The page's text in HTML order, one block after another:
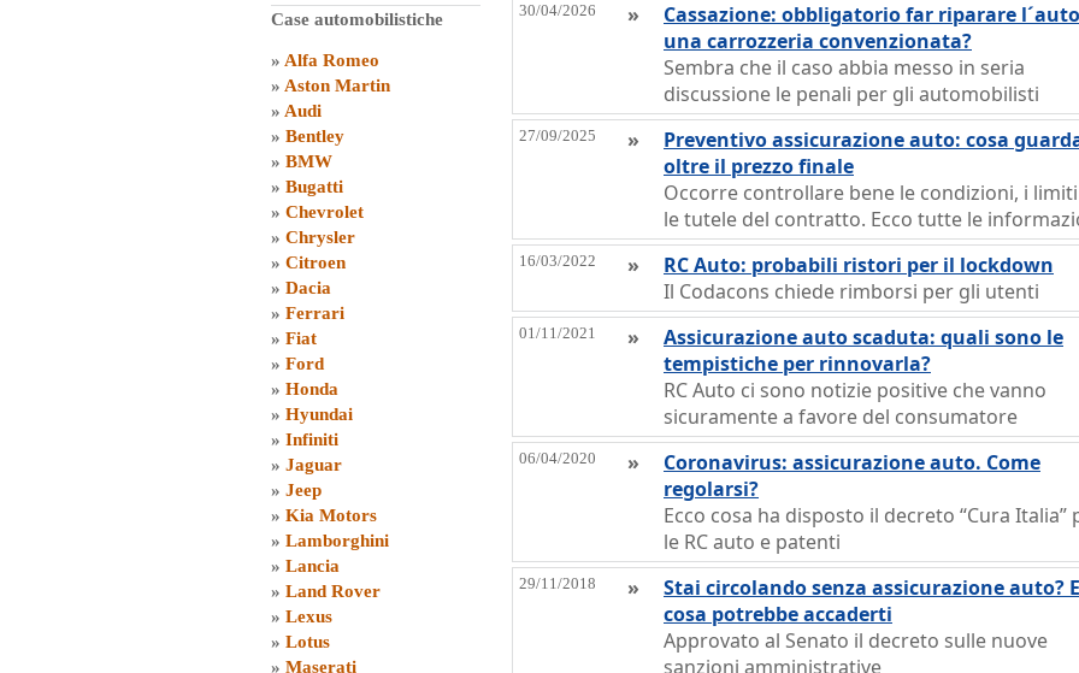
Case automobilistiche
» Alfa Romeo
» Aston Martin
» Audi
» Bentley
» BMW
» Bugatti
» Chevrolet
» Chrysler
» Citroen
» Dacia
» Ferrari
» Fiat
» Ford
» Honda
» Hyundai
» Infiniti
» Jaguar
» Jeep
» Kia Motors
» Lamborghini
» Lancia
» Land Rover
» Lexus
» Lotus
» Maserati
30/04/2026 »
Cassazione: obbligatorio far riparare
una carrozzeria convenzionata?
Sembra che il caso abbia messo in seria
discussione le penali per gli automobilisti
27/09/2025 »
Preventivo assicurazione auto: cosa
oltre il prezzo finale
Occorre controllare bene le condizioni, i
le tutele del contratto. Ecco tutte le
16/03/2022 »
RC Auto: probabili ristori per il lockdown
Il Codacons chiede rimborsi per gli utenti
01/11/2021 »
Assicurazione auto scaduta: quali sono le
tempistiche per rinnovarla?
RC Auto ci sono notizie positive che vanno
sicuramente a favore del consumatore
06/04/2020 »
Coronavirus: assicurazione auto. Come
regolarsi?
Ecco cosa ha disposto il decreto “Cura Italia”
le RC auto e patenti
29/11/2018 »
Stai circolando senza assicurazione auto?
cosa potrebbe accaderti
Approvato al Senato il decreto sulle nuove
sanzioni amministrative